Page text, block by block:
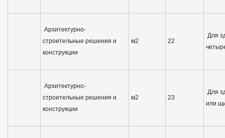
Архитектурно-
строительные решения и
конструкции
м2 22
Для
Архитектурно-
строительные решения и
конструкции
м2 23
Для
или